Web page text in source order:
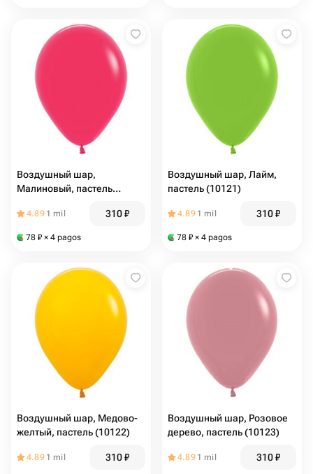
Воздушный шар,
Малиновый, пастель
4.89 1 mil 310₽
78 ₽ × 4 pagos
Воздушный шар, Лайм,
пастель (10121)
4.89 1 mil 310₽
78 ₽ × 4 pagos
Воздушный шар, Медово-
желтый, пастель (10122)
4.89 1 mil 310₽
Воздушный шар, Розовое
дерево, пастель (10123)
4.89 1 mil 310₽